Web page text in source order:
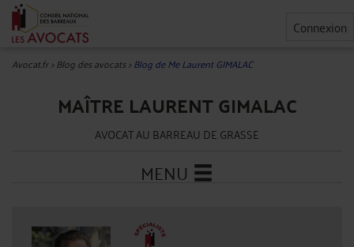
Connexion
Avocat.fr>Blog des avocats>Blog de Me Laurent GIMALAC
MAÎTRE LAURENT GIMALAC
AVOCAT AU BARREAU DE GRASSE
MENU